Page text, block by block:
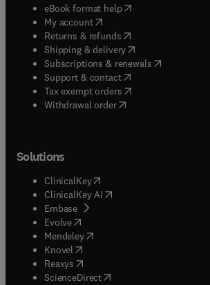
eBook format help( opens in new tab/
My account( opens in new tab/window
Returns & refunds( opens in new tab/
Shipping & delivery(opens in new tab/
Subscriptions & renewals( opens in
Support & contact( opens in new tab/
Tax exempt orders( opens in new tab/
Withdrawal order
Solutions
ClinicalKey(opens in new tab/window
ClinicalKey AI opens in new tab/window
Embase( opens in new tab/window
Evolve(opens in new tab/window
Mendeley( opens in new tab/window
Knovel (opens in new tab/window
Reaxys (opens in new tab/window
ScienceDirect(opens in new tab/window